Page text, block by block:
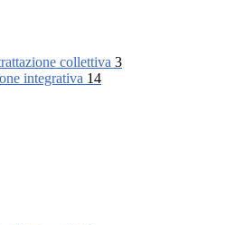
collettiva 3
integrativa 14